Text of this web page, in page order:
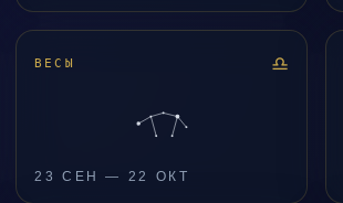
ВЕСЫ ♎
23 СЕН — 22 ОКТ